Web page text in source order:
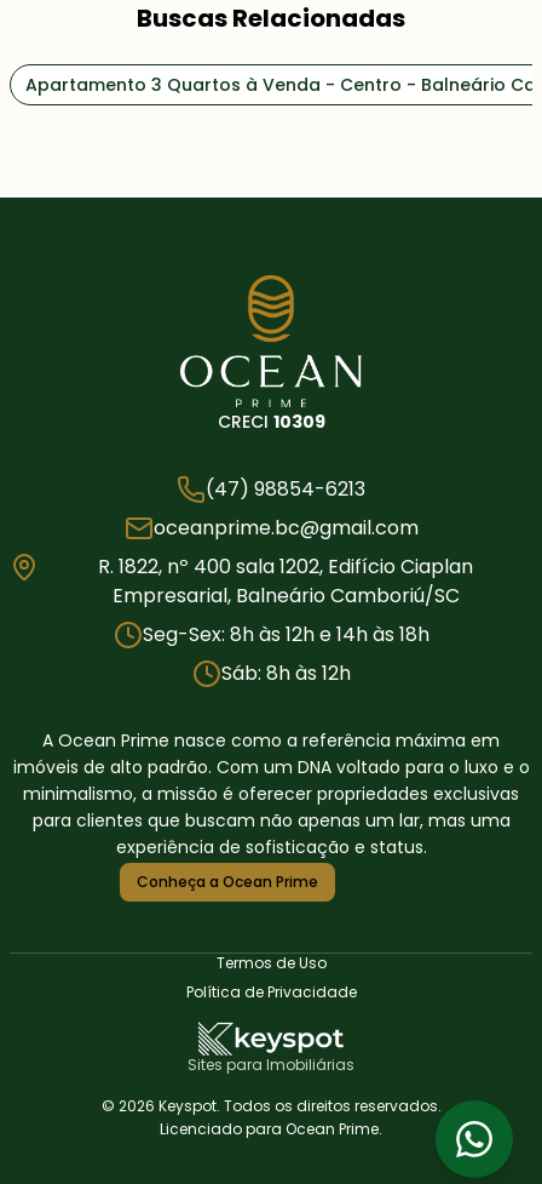
Buscas Relacionadas
Apartamento 3 Quartos à Venda - Centro - Balneário
CRECI 10309
(47) 98854-6213
oceanprime.bc@gmail.com
R. 1822, nº 400 sala 1202, Edifício Ciaplan
Empresarial, Balneário Camboriú/SC
Seg-Sex: 8h às 12h e 14h às 18h
Sáb: 8h às 12h
A Ocean Prime nasce como a referência máxima em
imóveis de alto padrão. Com um DNA voltado para o luxo e o
minimalismo, a missão é oferecer propriedades exclusivas
para clientes que buscam não apenas um lar, mas uma
experiência de sofisticação e status.
Conheça a Ocean Prime
Termos de Uso
Política de Privacidade
Sites para Imobiliárias
© 2026 Keyspot. Todos os direitos reservados.
Licenciado para Ocean Prime.